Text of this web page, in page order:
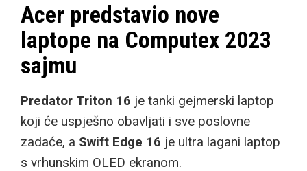
Acer predstavio nove
laptope na Computex 2023
sajmu
Predator Triton 16 je tanki gejmerski laptop
koji će uspješno obavljati i sve poslovne
zadaće, a Swift Edge 16 je ultra lagani laptop
s vrhunskim OLED ekranom.